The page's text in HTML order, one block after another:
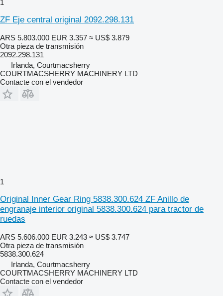
1
ZF Eje central original 2092.298.131
ARS 5.803.000 EUR 3.357 ≈ US$ 3.879
Otra pieza de transmisión
2092.298.131
Irlanda, Courtmacsherry
COURTMACSHERRY MACHINERY LTD
Contacte con el vendedor
1
Original Inner Gear Ring 5838.300.624 ZF Anillo de
engranaje interior original 5838.300.624 para tractor de
ruedas
ARS 5.606.000 EUR 3.243 ≈ US$ 3.747
Otra pieza de transmisión
5838.300.624
Irlanda, Courtmacsherry
COURTMACSHERRY MACHINERY LTD
Contacte con el vendedor